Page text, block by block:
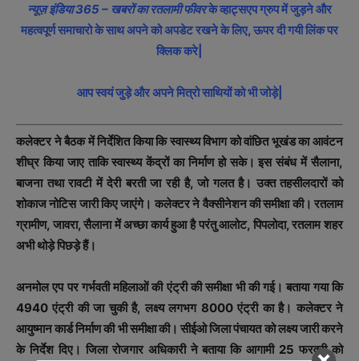
न्यूज़ इंडिया 365 – खबरों का रतलामी फीवरके व्हाट्सएप ग्रुप में जुड़ने और
महत्वपूर्ण समाचारो के साथ अपने को अपडेट रखने के लिए, ऊपर दी गयी लिंक पर
क्लिक करे|
आप स्वयं जुड़े और अपने मित्रो साथियों को भी जोड़े|
कलेक्टर ने बैठक में निर्देशित किया कि स्वास्थ्य विभाग को वांछित भूखंड का आवंटन
शीघ्र किया जाए ताकि स्वास्थ्य केंद्रों का निर्माण हो सके। इस संबंध में सैलाना,
बाजना तथा रावटी में देरी बरती जा रही है, जो गलत है। उक्त तहसीलदारों को
शोकाज नोटिस जारी किए जाएंगे। कलेक्टर ने वैक्सीनेशन की समीक्षा की। रतलाम
ग्रामीण, जावरा, सैलाना में अच्छा कार्य हुआ है परंतु आलोट, पिपलोदा, रतलाम शहर
अभी थोड़े पिछड़े हैं।
अनमोल एप पर गर्भवती महिलाओं की एंट्री की समीक्षा भी की गई। बताया गया कि
4940 एंट्री की जा चुकी है, लक्ष्य लगभग 8000 एंट्री का है। कलेक्टर ने
आयुष्मान कार्ड निर्माण की भी समीक्षा की। सीईओ जिला पंचायत को लक्ष्य जारी करने
के निर्देश दिए। जिला रोजगार अधिकारी ने बताया कि आगामी 25 फरवरी को